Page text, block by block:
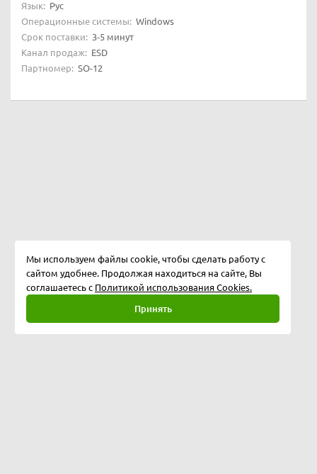
Язык: Рус
Операционные системы: Windows
Срок поставки: 3-5 минут
Канал продаж: ESD
Партномер: SO-12
Мы используем файлы cookie, чтобы сделать работу с
сайтом удобнее. Продолжая находиться на сайте, Вы
соглашаетесь с Политикой использования Cookies.
Принять